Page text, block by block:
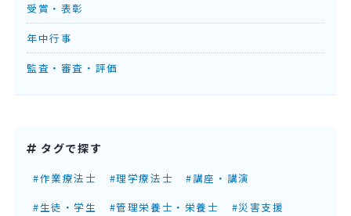
受賞・表彰
年中行事
監査・審査・評価
タグで探す
#作業療法士 #理学療法士
#講座・講演
#生徒・学生
#管理栄養士・栄養士
#災害支援